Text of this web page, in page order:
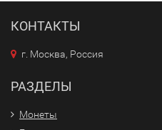
КОНТАКТЫ
г. Москва, Россия
РАЗДЕЛЫ
Монеты